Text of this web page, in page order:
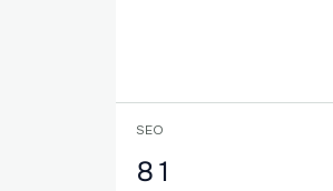
SEO
81